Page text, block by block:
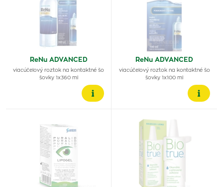
ReNu ADVANCED
viacúčelový roztok na kontaktné šo
šovky 1x360 ml
ReNu ADVANCED
viacúčelový roztok na kontaktné šo
šovky 1x100 ml